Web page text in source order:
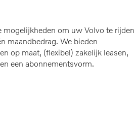
mogelijkheden om uw Volvo te rijden
maandbedrag. We bieden
op maat, (flexibel) zakelijk leasen,
een abonnementsvorm.